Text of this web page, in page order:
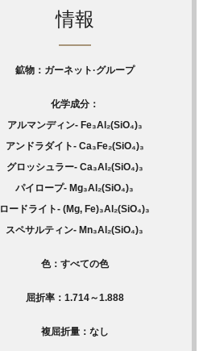
情報
鉱物：ガーネット·グループ
化学成分：
アルマンディン- Fe₃Al₂(SiO₄)₃
アンドラダイト- Ca₃Fe₂(SiO₄)₃
グロッシュラー- Ca₃Al₂(SiO₄)₃
パイロープ- Mg₃Al₂(SiO₄)₃
ロードライト- (Mg, Fe)₃Al₂(SiO₄)₃
スペサルティン- Mn₃Al₂(SiO₄)₃
色：すべての色
屈折率：1.714～1.888
複屈折量：なし